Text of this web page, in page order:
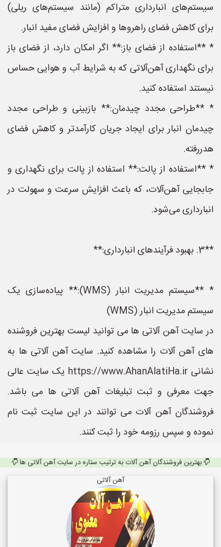
سیستم‌های انبارداری متراکم (مانند سیستم‌های ریلی)
برای کاهش فضای راهروها و افزایش فضای مفید انبار.
* **استفاده از فضای باز:** اگر امکان دارد، از فضای باز
برای نگهداری آهن‌آلاتی که به شرایط آب و هوایی حساس
نیستند استفاده کنید.
* **طراحی مجدد چیدمان:** بازبینی و طراحی مجدد
چیدمان انبار برای ایجاد جریان کارآمدتر و کاهش فضای
هدررفته.
* **استفاده از پالت:** استفاده از پالت برای نگهداری و
جابجایی آهن‌آلات، که باعث افزایش سرعت و سهولت در
انبارداری می‌شود.
**3. بهبود فرآیندهای انبارداری:**
* **سیستم مدیریت انبار (WMS):** پیاده‌سازی یک
سیستم مدیریت انبار (WMS)
در سایت آهن آلاتی ها می توانید لیست بهترین فروشنده
های آهن آلات را مشاهده کنید. سایت آهن آلاتی ها به
نشانی https://www.AhanAlatiHa.ir یک سایت عالی
جهت معرفی و ثبت تبلیغات آهن آلاتی ها می باشد.
فروشندگان آهن آلات می توانند در این سایت ثبت نام
نموده و سپس رزومه خود را ثبت کنند.
بهترین فروشندگان آهن آلات به ترتیب ستاره در سایت آهن آلاتی ها
آهن آلاتی